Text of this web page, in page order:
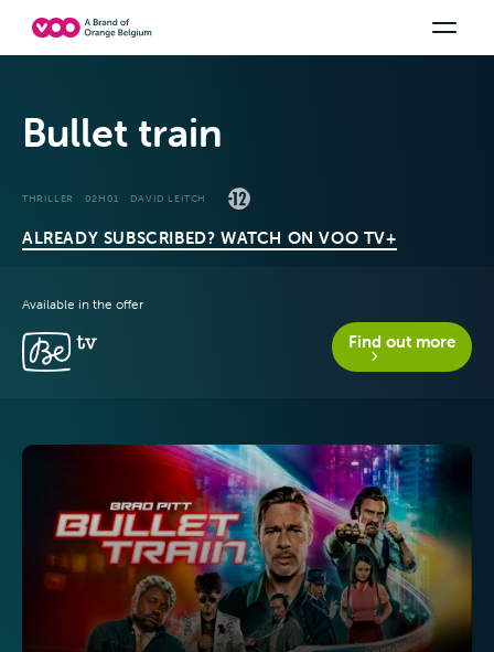
TV
Bullet train
THRILLER 02H01 DAVID LEITCH
ALREADY SUBSCRIBED? WATCH ON VOO TV+
Available in the offer
Find out more